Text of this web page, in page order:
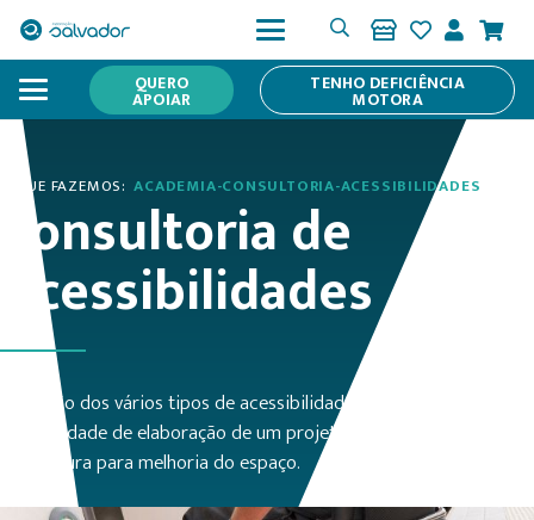
QUERO
APOIAR
TENHO DEFICIÊNCIA
MOTORA
O QUE FAZEMOS: ACADEMIA-CONSULTORIA-ACESSIBILIDADES
Consultoria de
Acessibilidades
Avaliação dos vários tipos de acessibilidade de um espaço, com
possibilidade de elaboração de um projeto técnico de
arquitetura para melhoria do espaço.